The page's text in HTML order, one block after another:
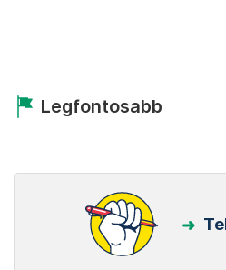
Legfontosabb